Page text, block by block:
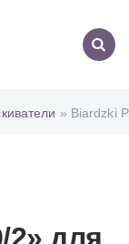
» Biardzki